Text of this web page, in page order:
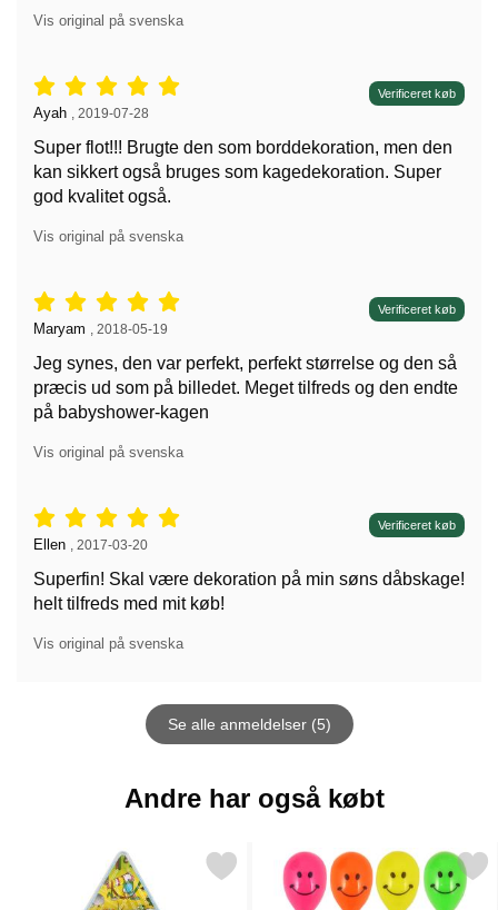
Vis original på svenska
Anmeldelser: 5 stjerne af 5, Verificeret køb
Anmeldelser af:
Ayah 2019-07-28
Super flot!!! Brugte den som borddekoration, men den
kan sikkert også bruges som kagedekoration. Super
god kvalitet også.
Vis original på svenska
Anmeldelser: 5 stjerne af 5, Verificeret køb
Anmeldelser af:
Maryam 2018-05-19
Jeg synes, den var perfekt, perfekt størrelse og den så
præcis ud som på billedet. Meget tilfreds og den endte
på babyshower-kagen
Vis original på svenska
Anmeldelser: 5 stjerne af 5, Verificeret køb
Anmeldelser af:
Ellen 2017-03-20
Superfin! Skal være dekoration på min søns dåbskage!
helt tilfreds med mit køb!
Vis original på svenska
Se alle anmeldelser (5)
Andre har også købt
Markér labyrint Spil Jungle som favoritMarkér mini